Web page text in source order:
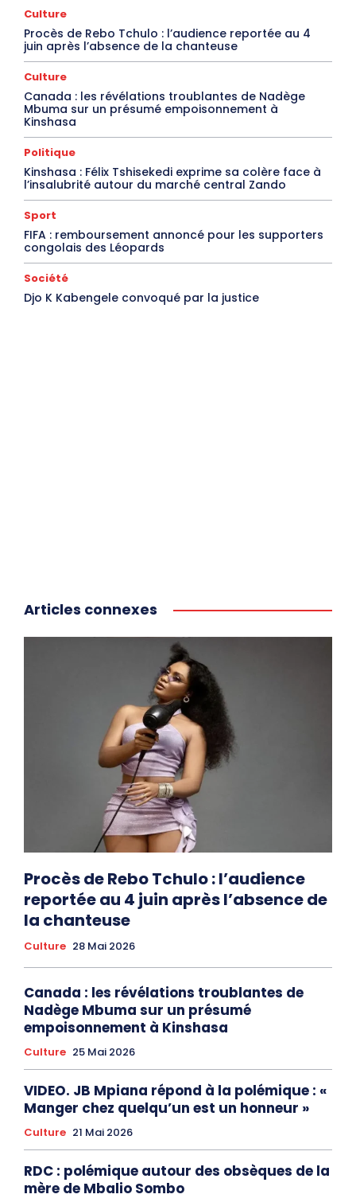
Culture
Procès de Rebo Tchulo : l’audience reportée au 4
juin après l’absence de la chanteuse
Culture
Canada : les révélations troublantes de Nadège
Mbuma sur un présumé empoisonnement à
Kinshasa
Politique
Kinshasa : Félix Tshisekedi exprime sa colère face à
l’insalubrité autour du marché central Zando
Sport
FIFA : remboursement annoncé pour les supporters
congolais des Léopards
Société
Djo K Kabengele convoqué par la justice
Articles connexes
Procès de Rebo Tchulo : l’audience
reportée au 4 juin après l’absence de
la chanteuse
Culture 28 Mai 2026
Canada : les révélations troublantes de
Nadège Mbuma sur un présumé
empoisonnement à Kinshasa
Culture 25 Mai 2026
VIDEO. JB Mpiana répond à la polémique : «
Manger chez quelqu’un est un honneur »
Culture 21 Mai 2026
RDC : polémique autour des obsèques de la
mère de Mbalio Sombo